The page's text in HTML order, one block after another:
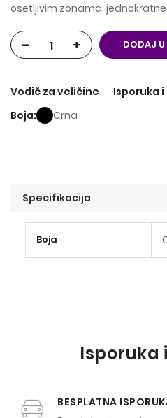
osetljivim zonama,
- + DODAJ U
Vodič za veličine
Isporuka
Boja
Crna
Specifikacija
informacija
Boja
Isporuka
BESPLATNA